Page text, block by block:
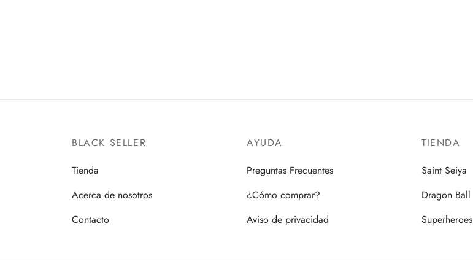
BLACK SELLER
Tienda
Acerca de nosotros
Contacto
AYUDA
Preguntas Frecuentes
¿Cómo comprar?
Aviso de privacidad
TIENDA
Saint Seiya
Dragon Ball
Superheroes